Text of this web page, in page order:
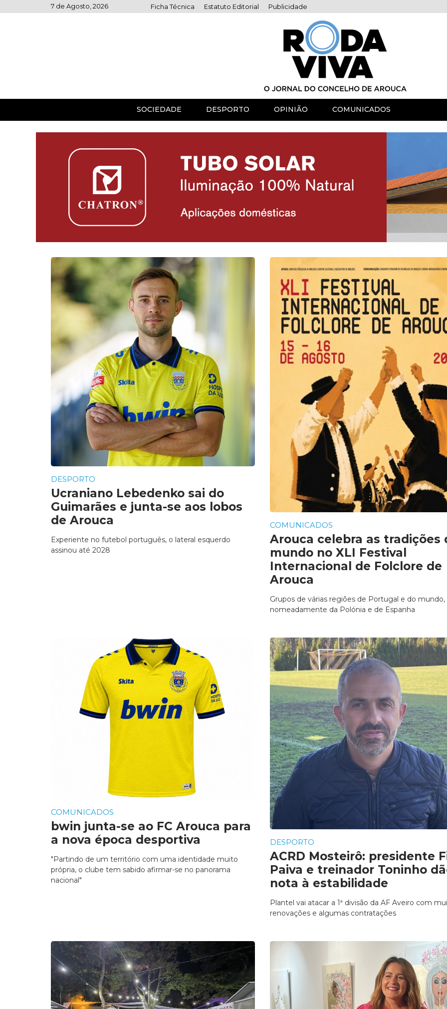
to
7 de Agosto, 2026 Ficha Técnica Estatuto Editorial Publicidade
SOCIEDADE DESPORTO OPINIÃO COMUNICADOS
DESPORTO
Ucraniano Lebedenko sai do
Guimarães e junta-se aos lobos
de Arouca
Experiente no futebol português, o lateral esquerdo
assinou até 2028
COMUNICADOS
Arouca celebra as tradições
mundo no XLI Festival
Internacional de Folclore de
Arouca
Grupos de várias regiões de Portugal e do mundo,
nomeadamente da Polónia e de Espanha
COMUNICADOS
bwin junta-se ao FC Arouca para
a nova época desportiva
"Partindo de um território com uma identidade muito
própria, o clube tem sabido afirmar-se no panorama
nacional"
DESPORTO
ACRD Mosteirô: presidente
Paiva e treinador Toninho
nota à estabilidade
Plantel vai atacar a 1ª divisão da AF Aveiro com
renovações e algumas contratações